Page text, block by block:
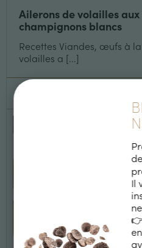
Ailerons de volailles
champignons blancs
Recettes Viandes, œufs à
volailles a [...]
Il